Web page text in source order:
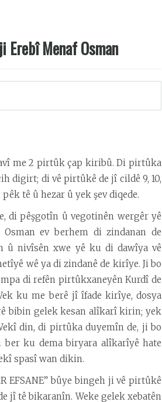
Erebî Menaf Osman
me 2 pirtûk çap kiribû. Di pirtûka
digirt; di vê pirtûkê de jî cildê 9, 10,
pêk tê û hezar û yek şev diqede.
di pêşgotîn û vegotinên wergêr yê
ev berhem di zindanan de
û nivîsên xwe yê ku di dawîya vê
wê ya di zindanê de kirîye. Ji bo
di refên pirtûkxaneyên Kurdî de
ku me berê jî îfade kirîye, dosya
bibin gelek kesan alîkarî kirin; yek
din, di pirtûka duyemîn de, ji bo
ku dema biryara alîkarîyê hate
spasî wan dikin.
EFSANE” bûye bingeh ji vê pirtûkê
jî tê bikaranîn. Weke gelek xebatên